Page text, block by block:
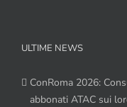
ULTIME NEWS
ConRoma 2026:
abbonati ATAC sui